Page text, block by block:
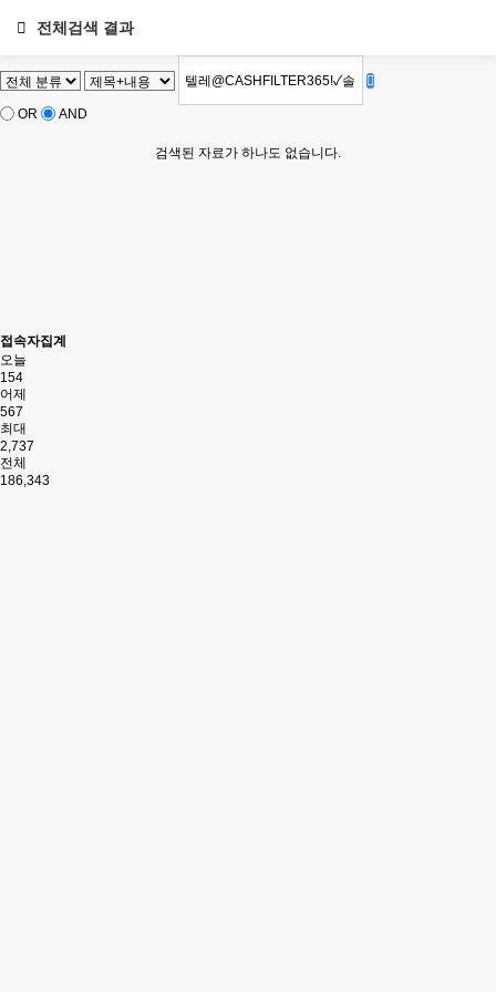
전체검색 결과
OR AND
검색된 자료가 하나도 없습니다.
접속자집계
오늘
154
어제
567
최대
2,737
전체
186,343